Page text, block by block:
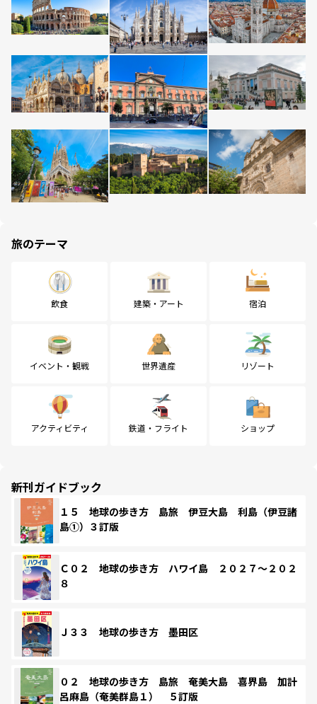
旅のテーマ
飲食 建築・アート 宿泊
イベント・観戦 世界遺産 リゾート
アクティビティ 鉄道・フライト ショップ
新刊ガイドブック
１５ 地球の歩き方 島旅 伊豆大島 利島（伊豆諸
島①）３訂版
Ｃ０２ 地球の歩き方 ハワイ島 ２０２７～２０２
８
Ｊ３３ 地球の歩き方 墨田区
０２ 地球の歩き方 島旅 奄美大島 喜界島 加計
呂麻島（奄美群島１） ５訂版